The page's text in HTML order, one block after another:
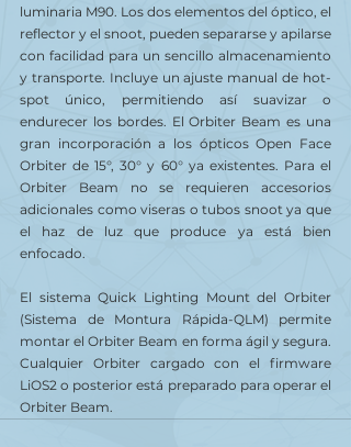
luminaria M90. Los dos elementos del óptico, el
reflector y el snoot, pueden separarse y apilarse
con facilidad para un sencillo almacenamiento
y transporte. Incluye un ajuste manual de hot-
spot único, permitiendo así suavizar o
endurecer los bordes. El Orbiter Beam es una
gran incorporación a los ópticos Open Face
Orbiter de 15°, 30° y 60° ya existentes. Para el
Orbiter Beam no se requieren accesorios
adicionales como viseras o tubos snoot ya que
el haz de luz que produce ya está bien
enfocado.
El sistema Quick Lighting Mount del Orbiter
(Sistema de Montura Rápida-QLM) permite
montar el Orbiter Beam en forma ágil y segura.
Cualquier Orbiter cargado con el firmware
LiOS2 o posterior está preparado para operar el
Orbiter Beam.